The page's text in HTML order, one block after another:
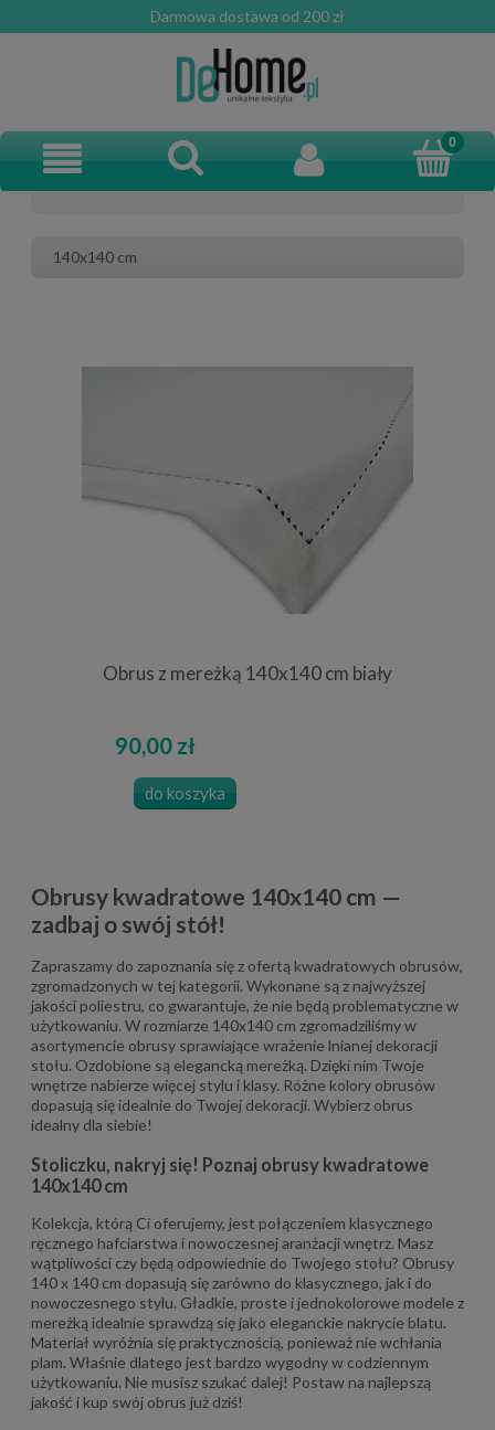
Darmowa dostawa od 200 zł
140x140 cm
Obrus z mereżką 140x140 cm biały
90,00 zł
do koszyka
Obrusy kwadratowe 140x140 cm —
zadbaj o swój stół!
Zapraszamy do zapoznania się z ofertą kwadratowych obrusów,
zgromadzonych w tej kategorii. Wykonane są z najwyższej
jakości poliestru, co gwarantuje, że nie będą problematyczne w
użytkowaniu. W rozmiarze 140x140 cm zgromadziliśmy w
asortymencie obrusy sprawiające wrażenie lnianej dekoracji
stołu. Ozdobione są elegancką mereżką. Dzięki nim Twoje
wnętrze nabierze więcej stylu i klasy. Różne kolory obrusów
dopasują się idealnie do Twojej dekoracji. Wybierz obrus
idealny dla siebie!
Stoliczku, nakryj się! Poznaj obrusy kwadratowe
140x140 cm
Kolekcja, którą Ci oferujemy, jest połączeniem klasycznego
ręcznego hafciarstwa i nowoczesnej aranżacji wnętrz. Masz
wątpliwości czy będą odpowiednie do Twojego stołu? Obrusy
140 x 140 cm dopasują się zarówno do klasycznego, jak i do
nowoczesnego stylu. Gładkie, proste i jednokolorowe modele z
mereżką idealnie sprawdzą się jako eleganckie nakrycie blatu.
Materiał wyróżnia się praktycznością, ponieważ nie wchłania
plam. Właśnie dlatego jest bardzo wygodny w codziennym
użytkowaniu. Nie musisz szukać dalej! Postaw na najlepszą
jakość i kup swój obrus już dziś!